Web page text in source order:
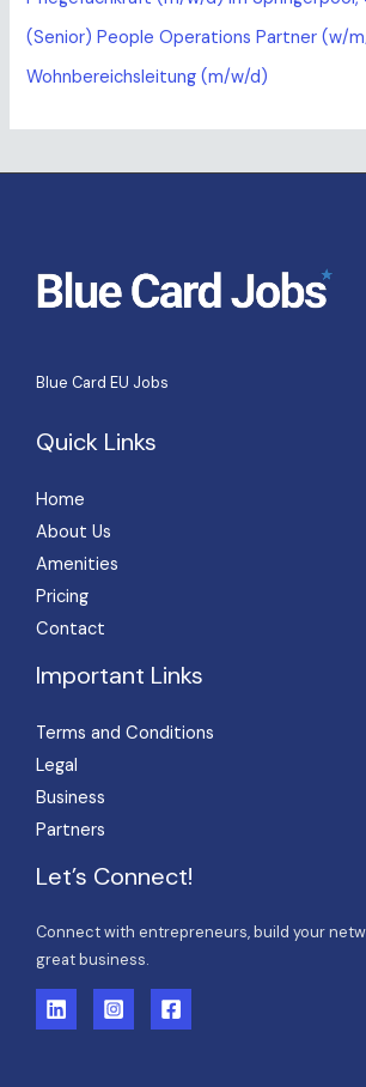
(Senior) People Operations Partner (w/
Wohnbereichsleitung (m/w/d)
Blue Card EU Jobs
Quick Links
Home
About Us
Amenities
Pricing
Contact
Important Links
Terms and Conditions
Legal
Business
Partners
Let’s Connect!
Connect with entrepreneurs, build your
great business.